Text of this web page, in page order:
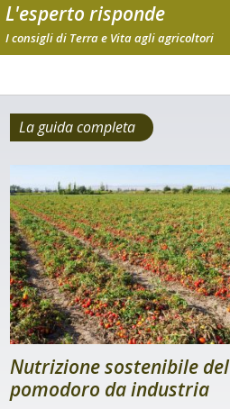
L'esperto risponde
I consigli di Terra e Vita agli agricoltori
La guida completa
Nutrizione sostenibile del
pomodoro da industria